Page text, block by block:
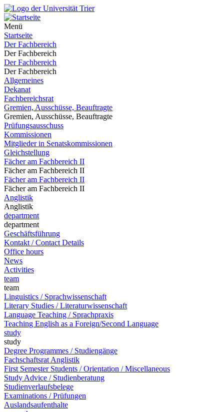
Menü
Startseite
Der Fachbereich
Der Fachbereich
Der Fachbereich
Der Fachbereich
Allgemeines
Dekanat
Fachbereichsrat
Gremien, Ausschüsse, Beauftragte
Gremien, Ausschüsse, Beauftragte
Prüfungsausschuss
Kommissionen
Mitglieder in Senatskommissionen
Gleichstellung
Fächer am Fachbereich II
Fächer am Fachbereich II
Fächer am Fachbereich II
Fächer am Fachbereich II
Anglistik
Anglistik
department
department
Geschäftsführung
Kontakt / Contact Details
Office hours
News
Activities
team
team
Linguistics / Sprachwissenschaft
Literary Studies / Literaturwissenschaft
Language Teaching / Sprachpraxis
Teaching English as a Foreign/Second Language
study
study
Degree Programmes / Studiengänge
Fachschaftsrat Anglistik
First Semester Students / Orientation / Miscellaneous
Study Advice / Studienberatung
Studienverlaufsbelege
Examinations / Prüfungen
Auslandsaufenthalte